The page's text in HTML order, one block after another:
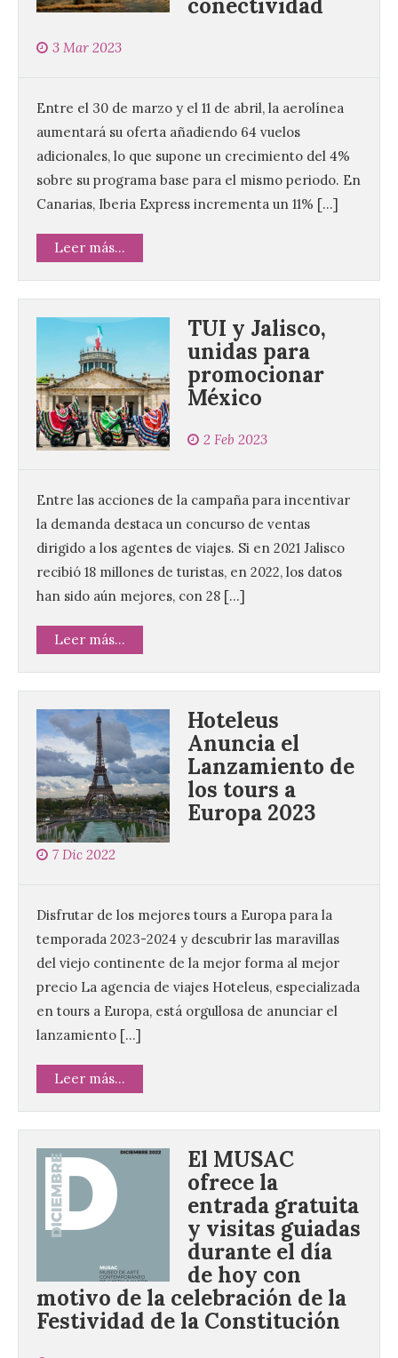
conectividad
3 Mar 2023
Entre el 30 de marzo y el 11 de abril, la aerolínea
aumentará su oferta añadiendo 64 vuelos
adicionales, lo que supone un crecimiento del 4%
sobre su programa base para el mismo periodo. En
Canarias, Iberia Express incrementa un 11% […]
Leer más...
TUI y Jalisco,
unidas para
promocionar
México
2 Feb 2023
Entre las acciones de la campaña para incentivar
la demanda destaca un concurso de ventas
dirigido a los agentes de viajes. Si en 2021 Jalisco
recibió 18 millones de turistas, en 2022, los datos
han sido aún mejores, con 28 […]
Leer más...
Hoteleus
Anuncia el
Lanzamiento de
los tours a
Europa 2023
7 Dic 2022
Disfrutar de los mejores tours a Europa para la
temporada 2023-2024 y descubrir las maravillas
del viejo continente de la mejor forma al mejor
precio La agencia de viajes Hoteleus, especializada
en tours a Europa, está orgullosa de anunciar el
lanzamiento […]
Leer más...
El MUSAC
ofrece la
entrada gratuita
y visitas guiadas
durante el día
de hoy con
motivo de la celebración de la
Festividad de la Constitución